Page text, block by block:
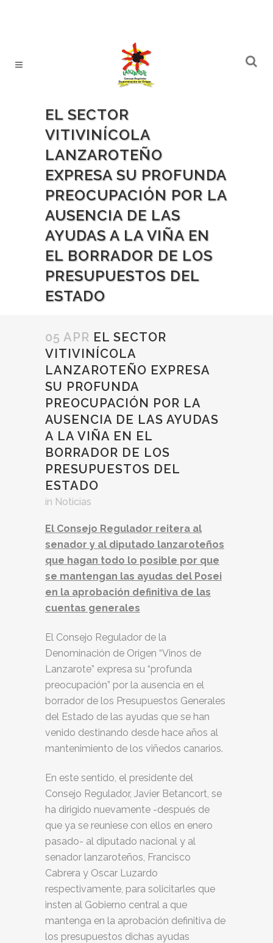
EL SECTOR
VITIVINÍCOLA
LANZAROTEÑO
EXPRESA SU PROFUNDA
PREOCUPACIÓN POR LA
AUSENCIA DE LAS
AYUDAS A LA VIÑA EN
EL BORRADOR DE LOS
PRESUPUESTOS DEL
ESTADO
05 APR EL SECTOR
VITIVINÍCOLA
LANZAROTEÑO EXPRESA
SU PROFUNDA
PREOCUPACIÓN POR LA
AUSENCIA DE LAS AYUDAS
A LA VIÑA EN EL
BORRADOR DE LOS
PRESUPUESTOS DEL
ESTADO
in Noticias
El Consejo Regulador reitera al
senador y al diputado lanzaroteños
que hagan todo lo posible por que
se mantengan las ayudas del Posei
en la aprobación definitiva de las
cuentas generales
El Consejo Regulador de la
Denominación de Origen “Vinos de
Lanzarote” expresa su “profunda
preocupación” por la ausencia en el
borrador de los Presupuestos Generales
del Estado de las ayudas que se han
venido destinando desde hace años al
mantenimiento de los viñedos canarios.
En este sentido, el presidente del
Consejo Regulador, Javier Betancort, se
ha dirigido nuevamente -después de
que ya se reuniese con ellos en enero
pasado- al diputado nacional y al
senador lanzaroteños, Francisco
Cabrera y Oscar Luzardo
respectivamente, para solicitarles que
insten al Gobierno central a que
mantenga en la aprobación definitiva de
los presupuestos dichas ayudas